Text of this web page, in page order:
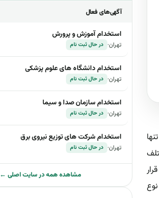
آگهی‌های فعال
استخدام آموزش و پرورش
تهران· در حال ثبت نام
استخدام دانشگاه های علوم پزشکی
تهران· در حال ثبت نام
استخدام سازمان صدا و سیما
تهران· در حال ثبت نام
استخدام شرکت های توزیع نیروی برق
تهران· در حال ثبت نام
مشاهده همه در سایت اصلی ←